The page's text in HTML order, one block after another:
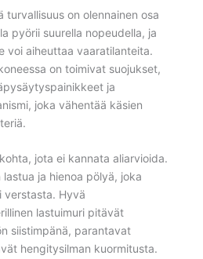
turvallisuus on olennainen osa
pyörii suurella nopeudella, ja
voi aiheuttaa vaaratilanteita.
on toimivat suojukset,
ja
joka vähentää käsien
jota ei kannata aliarvioida.
ja hienoa pölyä, joka
verstasta. Hyvä
lastuimuri pitävät
siistimpänä, parantavat
hengitysilman kuormitusta.